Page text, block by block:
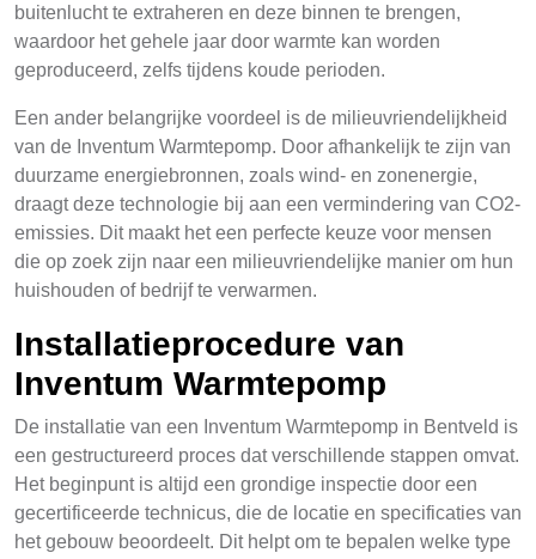
buitenlucht te extraheren en deze binnen te brengen,
waardoor het gehele jaar door warmte kan worden
geproduceerd, zelfs tijdens koude perioden.
Een ander belangrijke voordeel is de milieuvriendelijkheid
van de Inventum Warmtepomp. Door afhankelijk te zijn van
duurzame energiebronnen, zoals wind- en zonenergie,
draagt deze technologie bij aan een vermindering van CO2-
emissies. Dit maakt het een perfecte keuze voor mensen
die op zoek zijn naar een milieuvriendelijke manier om hun
huishouden of bedrijf te verwarmen.
Installatieprocedure van
Inventum Warmtepomp
De installatie van een Inventum Warmtepomp in Bentveld is
een gestructureerd proces dat verschillende stappen omvat.
Het beginpunt is altijd een grondige inspectie door een
gecertificeerde technicus, die de locatie en specificaties van
het gebouw beoordeelt. Dit helpt om te bepalen welke type